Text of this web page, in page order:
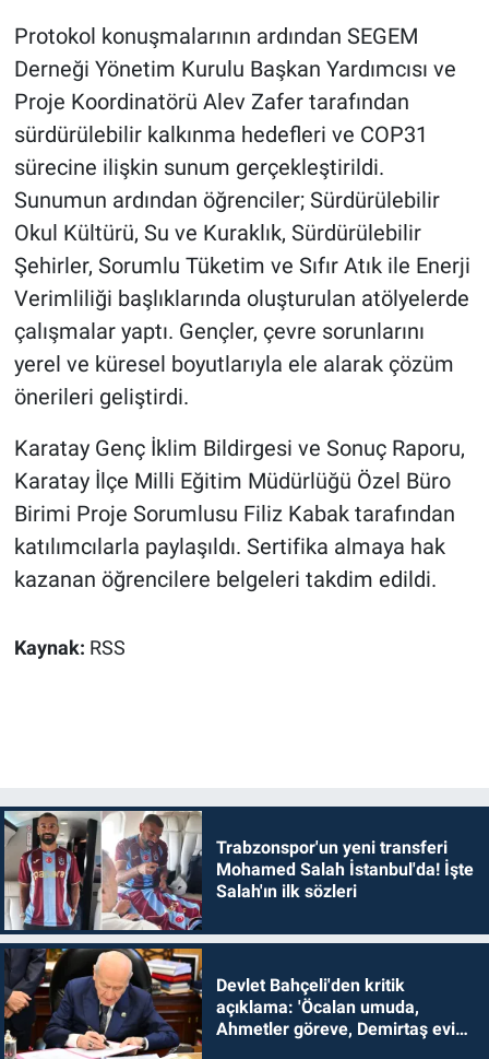
Protokol konuşmalarının ardından SEGEM
Derneği Yönetim Kurulu Başkan Yardımcısı ve
Proje Koordinatörü Alev Zafer tarafından
sürdürülebilir kalkınma hedefleri ve COP31
sürecine ilişkin sunum gerçekleştirildi.
Sunumun ardından öğrenciler; Sürdürülebilir
Okul Kültürü, Su ve Kuraklık, Sürdürülebilir
Şehirler, Sorumlu Tüketim ve Sıfır Atık ile Enerji
Verimliliği başlıklarında oluşturulan atölyelerde
çalışmalar yaptı. Gençler, çevre sorunlarını
yerel ve küresel boyutlarıyla ele alarak çözüm
önerileri geliştirdi.
Karatay Genç İklim Bildirgesi ve Sonuç Raporu,
Karatay İlçe Milli Eğitim Müdürlüğü Özel Büro
Birimi Proje Sorumlusu Filiz Kabak tarafından
katılımcılarla paylaşıldı. Sertifika almaya hak
kazanan öğrencilere belgeleri takdim edildi.
Kaynak: RSS
Trabzonspor'un yeni transferi
Mohamed Salah İstanbul'da! İşte
Salah'ın ilk sözleri
Devlet Bahçeli'den kritik
açıklama: 'Öcalan umuda,
Ahmetler göreve, Demirtaş evine